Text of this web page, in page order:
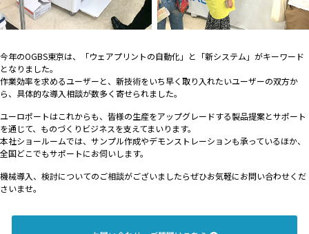
今年のOGBS東京は、「ウェアプリントの自動化」と「新システム」がキーワード
となりました。
作業効率を求めるユーザーと、新技術をいち早く取り入れたいユーザーの双方か
ら、具体的な導入相談が数多く寄せられました。
ユーロポートはこれからも、皆様の生産をアップグレードする製品提案とサポート
を通じて、ものづくりビジネスを支えてまいります。
本社ショールームでは、サンプル作成やデモンストレーションも承っているほか、
全国どこでもサポートにお伺いします。
機械導入、検討についてのご相談がございましたらぜひお気軽にお問い合わせくだ
さいませ。